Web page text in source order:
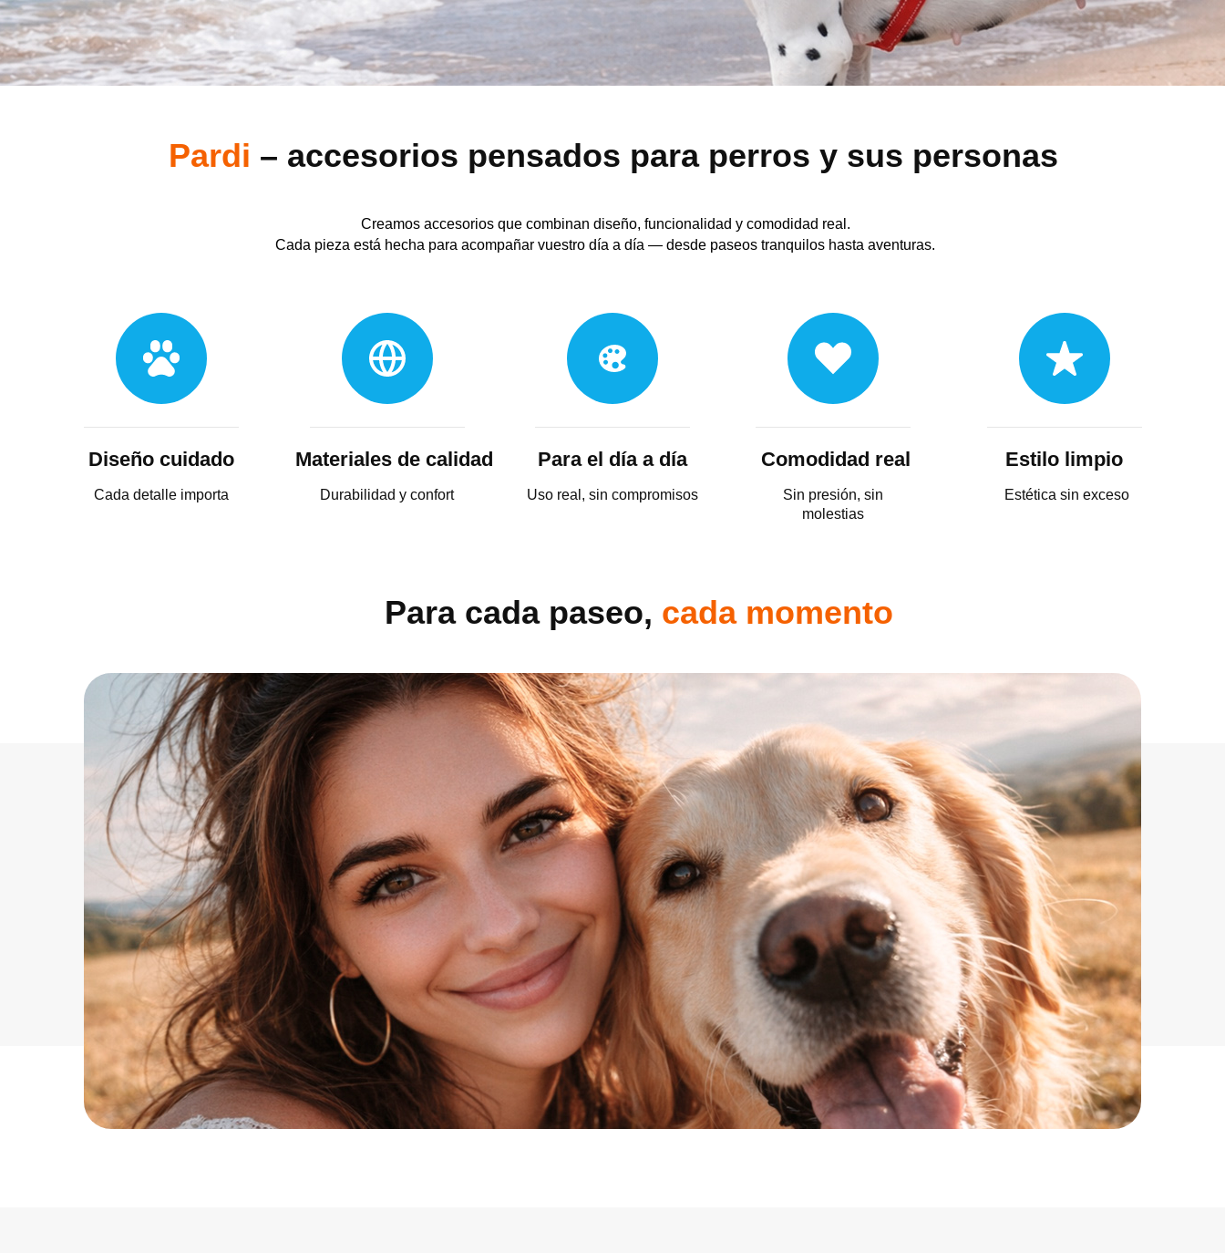
Para cada paseo, cada momento
Pardi – accesorios pensados para perros y sus personas
Creamos accesorios que combinan diseño, funcionalidad y comodidad real.
Cada pieza está hecha para acompañar vuestro día a día — desde paseos tranquilos hasta aventuras.
Diseño cuidado
Cada detalle importa
Materiales de calidad
Durabilidad y confort
Para el día a día
Uso real, sin compromisos
Comodidad real
Sin presión, sin
molestias
Estilo limpio
Estética sin exceso